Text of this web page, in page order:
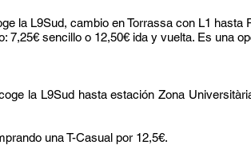
la L9Sud, cambio en Torrassa con L1 hasta
sencillo o 12,50€ ida y vuelta. Es una
la L9Sud hasta estación Zona
una T-Casual por 12,5€.